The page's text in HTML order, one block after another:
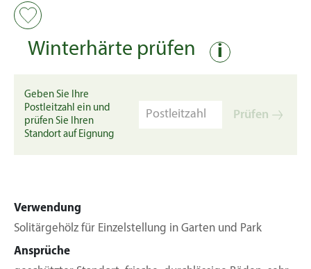
Winterhärte prüfen i
Geben Sie Ihre
Postleitzahl ein und
prüfen Sie Ihren
Standort auf Eignung
Prüfen
Verwendung
Solitärgehölz für Einzelstellung in Garten und Park
Ansprüche